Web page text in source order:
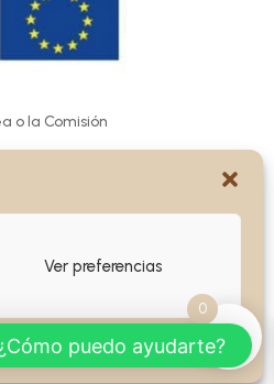
Ver preferencias
o la Comisión
0
puedo ayudarte?